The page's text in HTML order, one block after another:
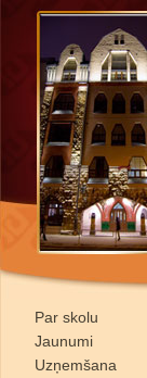
Par skolu
Jaunumi
Uzņemšana